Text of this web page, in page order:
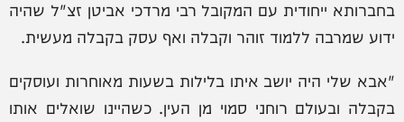
בחברותא ייחודית עם המקובל רבי מרדכי אביטן זצ"ל שהיה
ידוע שמרבה ללמוד זוהר וקבלה ואף עסק בקבלה מעשית.
"אבא שלי היה יושב איתו בלילות בשעות מאוחרות ועוסקים
בקבלה ובעולם רוחני סמוי מן העין. כשהיינו שואלים אותו